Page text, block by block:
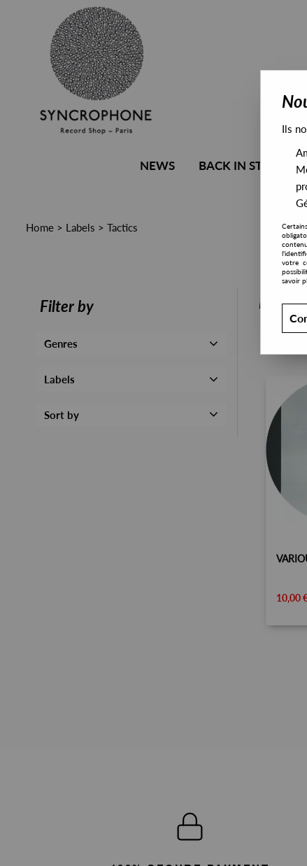
NEWS BACK IN STOCK
Home > Labels > Tactics
Filter by
Genres
Labels
Sort by
10,00
Ils
votre
savoir